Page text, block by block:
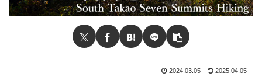
2024.03.05 2025.04.05